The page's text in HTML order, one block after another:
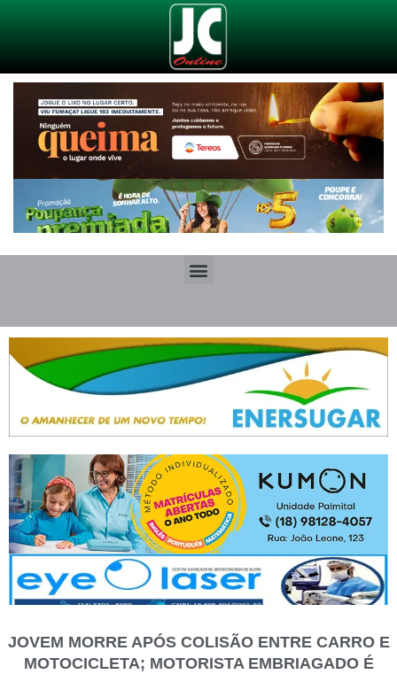
JOVEM MORRE APÓS COLISÃO ENTRE CARRO E
MOTOCICLETA; MOTORISTA EMBRIAGADO É